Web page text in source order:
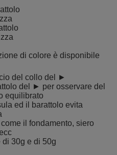
di colore è disponibile
del collo del ►
del ► per osservare del
equilibrato
ed il barattolo evita
il fondamento, siero
30g e di 50g